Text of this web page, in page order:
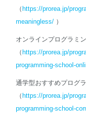
（https://prorea.jp/
meaningless/）
オンラインプログラミ
（https://prorea.jp/
programming-school-
通学型おすすめプログ
（https://prorea.jp/
programming-school-